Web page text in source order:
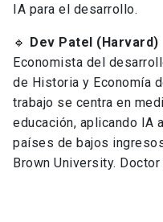
IA para el desarrollo.
🔹 Dev Patel (Harvard)
Economista del
de Historia y Economía
trabajo se centra en
educación, aplicando IA
países de bajos
Brown University.